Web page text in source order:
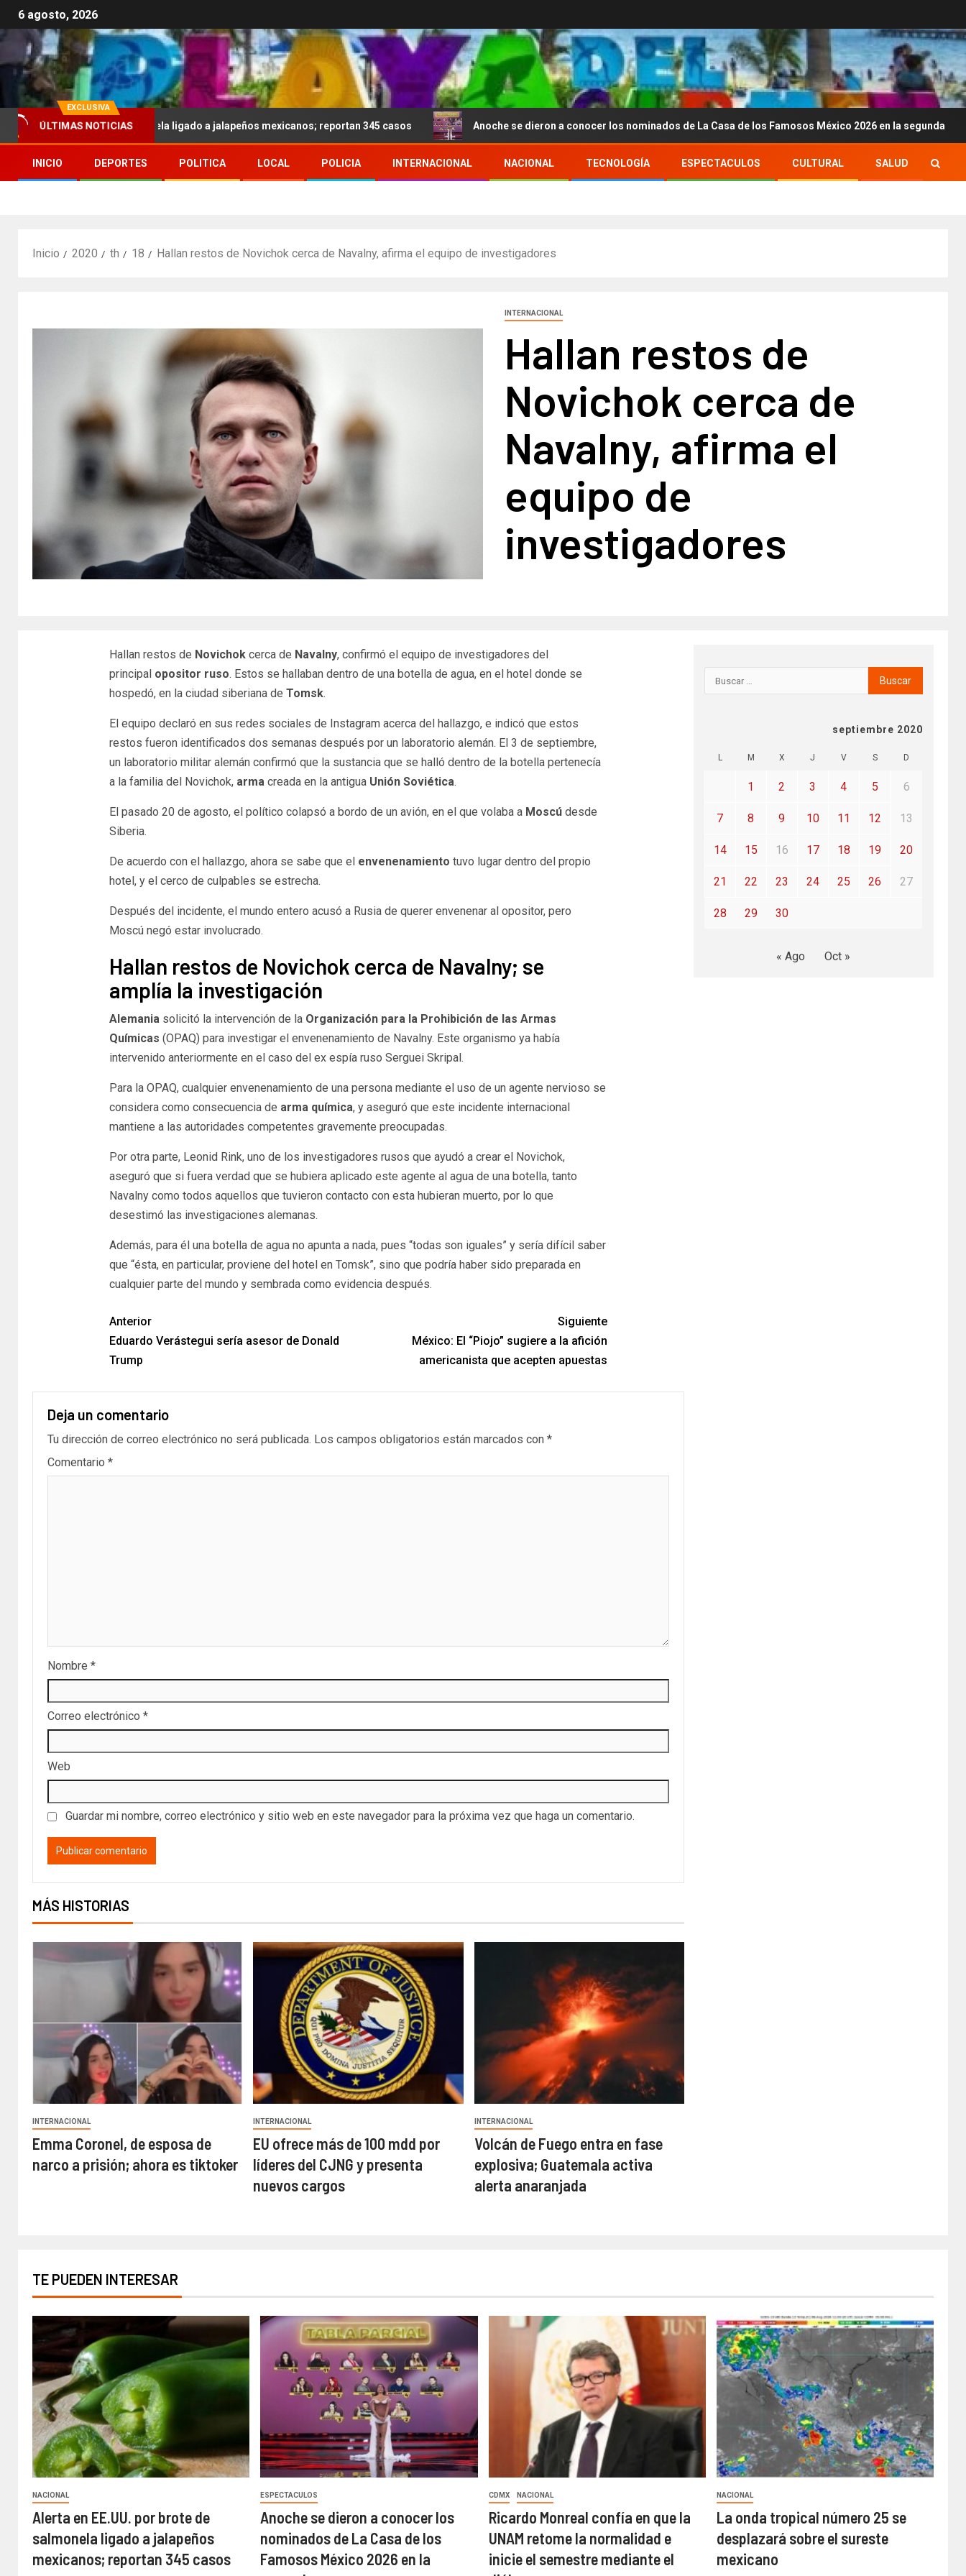
6 agosto, 2026
EXCLUSIVA
ÚLTIMAS NOTICIAS
brote de salmonela ligado a jalapeños mexicanos; reportan 345 casos Anoche se dieron a conocer los nominados de La Casa de los Famosos México 2026 en la segunda semana
INICIO DEPORTES POLITICA LOCAL POLICIA INTERNACIONAL NACIONAL TECNOLOGÍA ESPECTACULOS CULTURAL SALUD
Inicio 2020 th 18 Hallan restos de Novichok cerca de Navalny, afirma el equipo de investigadores
INTERNACIONAL
Hallan restos de
Novichok cerca de
Navalny, afirma el
equipo de
investigadores
Hallan restos de Novichokcerca de Navalny, confirmó el equipo de investigadores del
principal opositor ruso. Estos se hallaban dentro de una botella de agua, en el hotel donde se
hospedó, en la ciudad siberiana de Tomsk.
El equipo declaró en sus redes sociales de Instagram acerca del hallazgo, e indicó que estos
restos fueron identificados dos semanas después por un laboratorio alemán. El 3 de septiembre,
un laboratorio militar alemán confirmó que la sustancia que se halló dentro de la botella pertenecía
a la familia del Novichok, armacreada en la antigua Unión Soviética.
El pasado 20 de agosto, el político colapsó a bordo de un avión, en el que volaba a Moscúdesde
Siberia.
De acuerdo con el hallazgo, ahora se sabe que el envenenamiento tuvo lugar dentro del propio
hotel, y el cerco de culpables se estrecha.
Después del incidente, el mundo entero acusó a Rusia de querer envenenar al opositor, pero
Moscú negó estar involucrado.
Hallan restos de Novichok cerca de Navalny; se
amplía la investigación
Alemaniasolicitó la intervención de la Organización para la Prohibición de las Armas
Químicas (OPAQ) para investigar el envenenamiento de Navalny. Este organismo ya había
intervenido anteriormente en el caso del ex espía ruso Serguei Skripal.
Para la OPAQ, cualquier envenenamiento de una persona mediante el uso de un agente nervioso se
considera como consecuencia de arma química, y aseguró que este incidente internacional
mantiene a las autoridades competentes gravemente preocupadas.
Por otra parte, Leonid Rink, uno de los investigadores rusos que ayudó a crear el Novichok,
aseguró que si fuera verdad que se hubiera aplicado este agente al agua de una botella, tanto
Navalny como todos aquellos que tuvieron contacto con esta hubieran muerto, por lo que
desestimó las investigaciones alemanas.
Además, para él una botella de agua no apunta a nada, pues “todas son iguales” y sería difícil saber
que “ésta, en particular, proviene del hotel en Tomsk”, sino que podría haber sido preparada en
cualquier parte del mundo y sembrada como evidencia después.
Anterior
Eduardo Verástegui sería asesor de Donald
Trump
Siguiente
México: El “Piojo” sugiere a la afición
americanista que acepten apuestas
Deja un comentario
Tu dirección de correo electrónico no será publicada. Los campos obligatorios están marcados con *
Comentario *
Nombre *
Correo electrónico *
Web
Guardar mi nombre, correo electrónico y sitio web en este navegador para la próxima vez que haga un comentario.
MÁS HISTORIAS
INTERNACIONAL
Emma Coronel, de esposa de
narco a prisión; ahora es tiktoker
INTERNACIONAL
EU ofrece más de 100 mdd por
líderes del CJNG y presenta
nuevos cargos
INTERNACIONAL
Volcán de Fuego entra en fase
explosiva; Guatemala activa
alerta anaranjada
septiembre 2020
L M X J V S D
1 2 3 4 5 6
7 8 9 10 11 12 13
14 15 16 17 18 19 20
21 22 23 24 25 26 27
28 29 30
« Ago Oct »
TE PUEDEN INTERESAR
NACIONAL
Alerta en EE.UU. por brote de
salmonela ligado a jalapeños
mexicanos; reportan 345 casos
ESPECTACULOS
Anoche se dieron a conocer los
nominados de La Casa de los
Famosos México 2026 en la
CDMX NACIONAL
Ricardo Monreal confía en que la
UNAM retome la normalidad e
inicie el semestre mediante el
NACIONAL
La onda tropical número 25 se
desplazará sobre el sureste
mexicano